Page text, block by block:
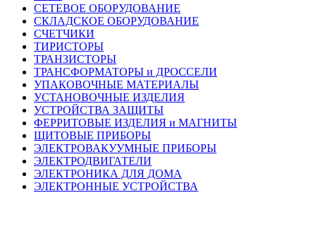
СЕТЕВОЕ ОБОРУДОВАНИЕ
СКЛАДСКОЕ ОБОРУДОВАНИЕ
СЧЕТЧИКИ
ТИРИСТОРЫ
ТРАНЗИСТОРЫ
ТРАНСФОРМАТОРЫ и ДРОССЕЛИ
УПАКОВОЧНЫЕ МАТЕРИАЛЫ
УСТАНОВОЧНЫЕ ИЗДЕЛИЯ
УСТРОЙСТВА ЗАЩИТЫ
ФЕРРИТОВЫЕ ИЗДЕЛИЯ и МАГНИТЫ
ЩИТОВЫЕ ПРИБОРЫ
ЭЛЕКТРОВАКУУМНЫЕ ПРИБОРЫ
ЭЛЕКТРОДВИГАТЕЛИ
ЭЛЕКТРОНИКА ДЛЯ ДОМА
ЭЛЕКТРОННЫЕ УСТРОЙСТВА